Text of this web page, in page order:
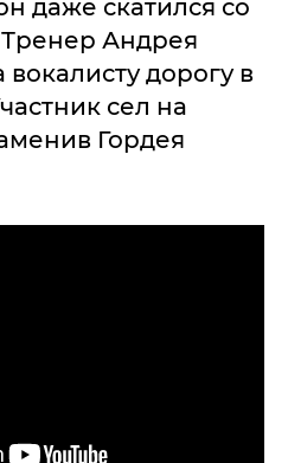
даже скатился со
Андрея
дорогу в
сел на
Гордея